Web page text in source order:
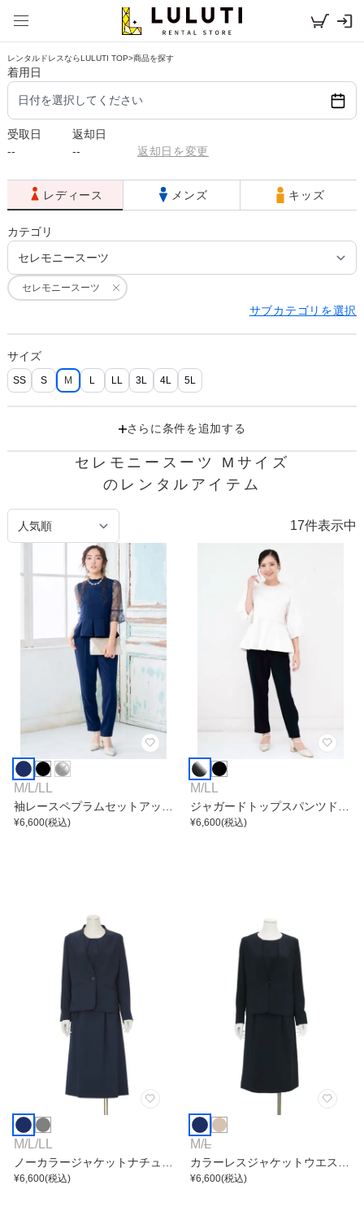
レンタルドレスならLULUTI TOP>商品を探す
着用日
日付を選択してください
受取日
--
返却日
--
返却日を変更
レディース メンズ キッズ
カテゴリ
セレモニースーツ
サブカテゴリを選択
サイズ
SS S M L LL 3L 4L 5L
さらに条件を追加する
セレモニースーツ Mサイズ
のレンタルアイテム
17件表示中
M/L /LL
袖レースペプラムセットアップ
パンツ
¥6,600(税込)
M/LL
ジャガードトップスパンツドレ
ス
¥6,600(税込)
M/L /LL
ノーカラージャケットナチュラ
ルドビーワンピース
¥6,600(税込)
M/L
カラーレスジャケットウエスト
ベルトワンピース
¥6,600(税込)